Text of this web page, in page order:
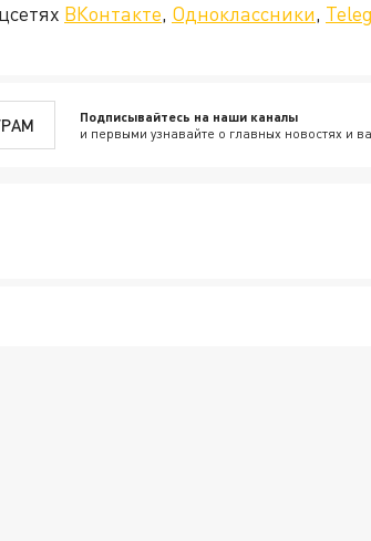
ВКонтакте, Одноклассники,
Подписывайтесь на наши каналы
и первыми узнавайте о главных новостях и